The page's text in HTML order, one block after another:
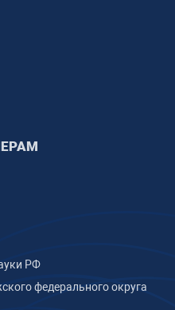
РФ
федерального округа